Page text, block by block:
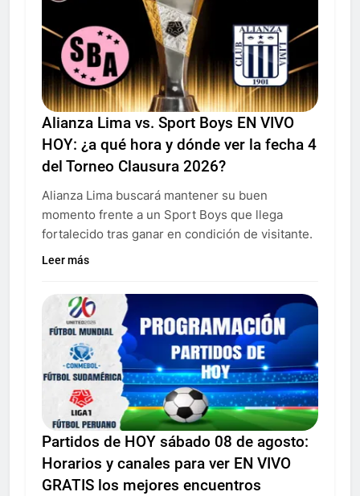
Alianza Lima vs. Sport Boys EN VIVO
HOY: ¿a qué hora y dónde ver la fecha 4
del Torneo Clausura 2026?
Alianza Lima buscará mantener su buen
momento frente a un Sport Boys que llega
fortalecido tras ganar en condición de visitante.
Leer más
Partidos de HOY sábado 08 de agosto:
Horarios y canales para ver EN VIVO
GRATIS los mejores encuentros